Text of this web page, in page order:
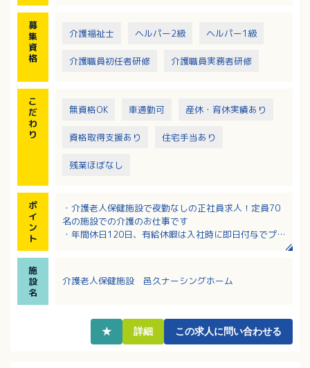
募
集
資
格
介護福祉士 ヘルパー2級 ヘルパー1級
介護職員初任者研修 介護職員実務者研修
こ
だ
わ
り
無資格OK 車通勤可 産休・育休実績あり
資格取得支援あり 住宅手当あり
残業ほぼなし
ポ
イ
ン
ト
・介護老人保健施設で夜勤なしの正社員求人！定員70
名の施設での介護のお仕事です
・年間休日120日、有給休暇は入社時に即日付与でプラ
・ブランクがある方、復職を目指している方も歓迎！
施
設
名
介護老人保健施設 邑久ナーシングホーム
★ 詳細 この求人に問い合わせる